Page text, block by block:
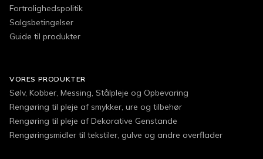
Fortrolighedspolitik
Salgsbetingelser
Guide til produkter
VORES PRODUKTER
Sølv, Kobber, Messing, Stålpleje og Opbevaring
Rengøring til pleje af smykker, ure og tilbehør
Rengøring til pleje af Dekorative Genstande
Rengøringsmidler til tekstiler, gulve og andre overflader